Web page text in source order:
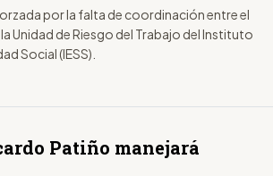
por la falta de coordinación entre el
Unidad de Riesgo del Trabajo del Instituto
Social (IESS).
Patiño manejará